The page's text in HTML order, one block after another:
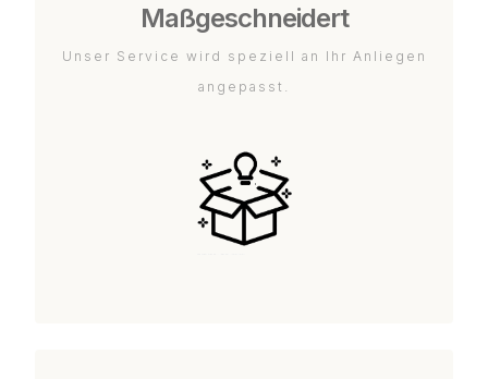
Maßgeschneidert
Unser Service wird speziell an Ihr Anliegen
angepasst.